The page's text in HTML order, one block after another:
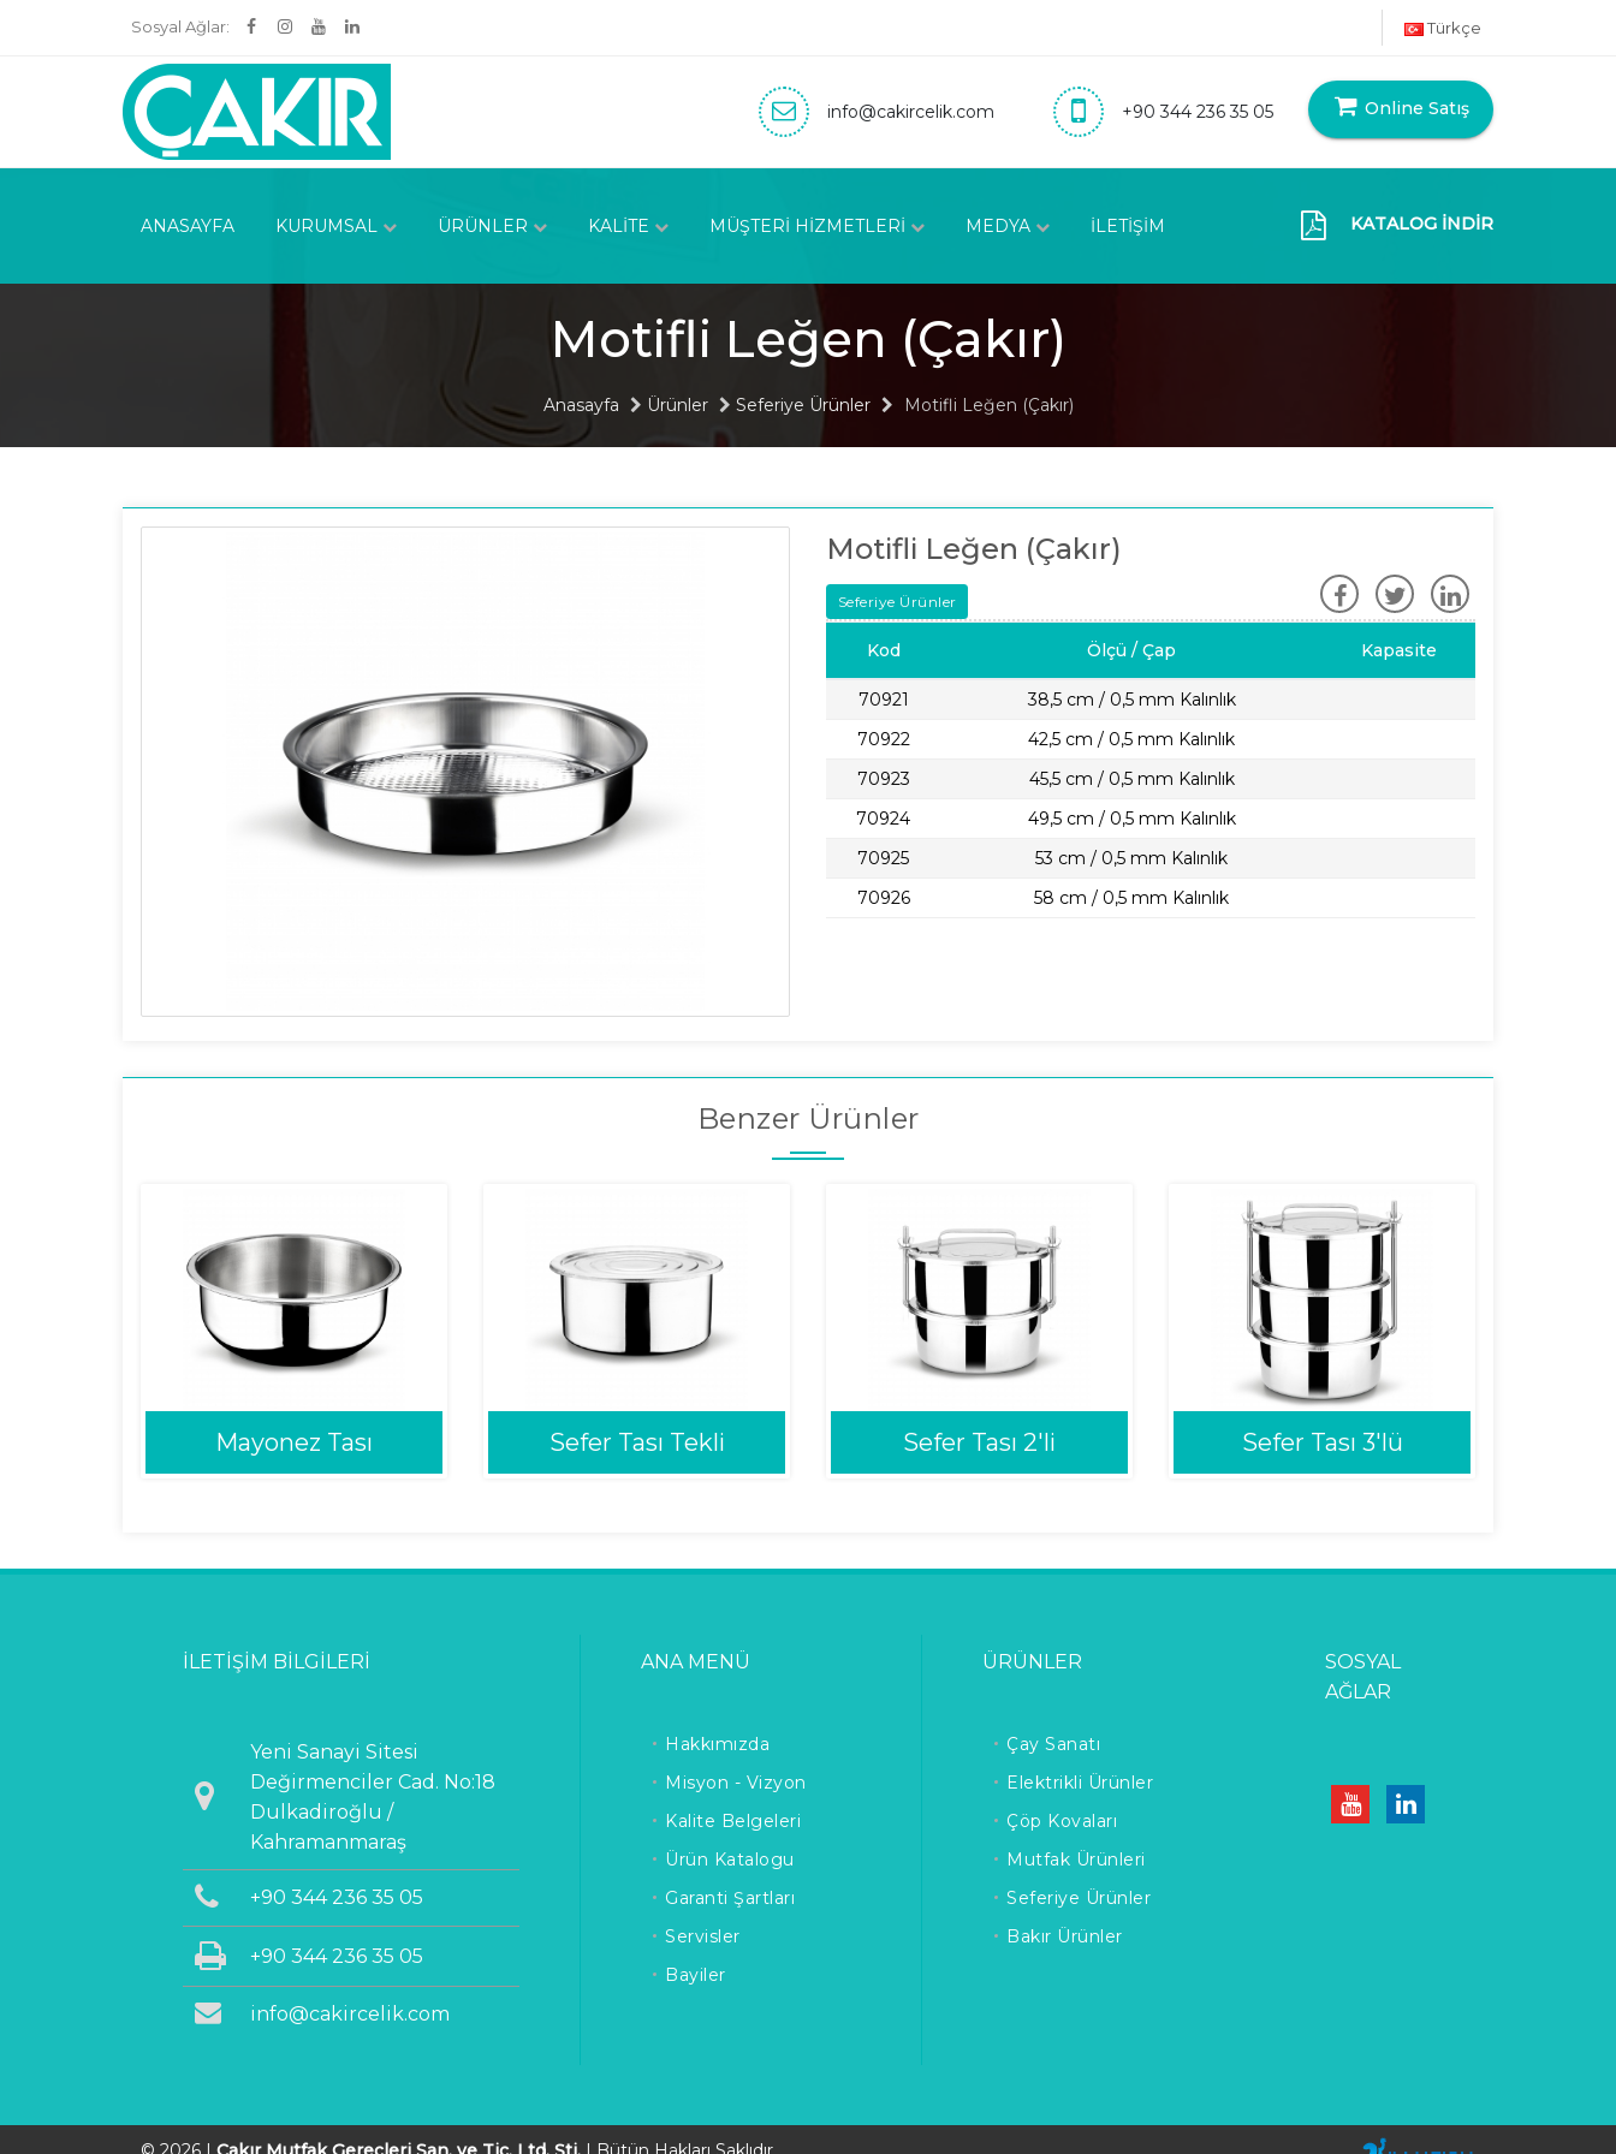
Sosyal Ağlar: Türkçe
info@cakircelik.com +90 344 236 35 05 Online Satış
ANASAYFA KURUMSAL ÜRÜNLER KALİTE MÜŞTERİ HİZMETLERİ MEDYA İLETİŞİM KATALOG İNDİR
Motifli Leğen (Çakır)
Anasayfa Ürünler Seferiye Ürünler Motifli Leğen (Çakır)
Motifli Leğen (Çakır)
Seferiye Ürünler
Kod Ölçü / Çap Kapasite
70921
38,5 cm / 0,5 mm Kalınlık
70922
42,5 cm / 0,5 mm Kalınlık
70923
45,5 cm / 0,5 mm Kalınlık
70924
49,5 cm / 0,5 mm Kalınlık
70925
53 cm / 0,5 mm Kalınlık
70926
58 cm / 0,5 mm Kalınlık
Benzer Ürünler
Mayonez Tası Sefer Tası Tekli Sefer Tası 2'li Sefer Tası 3'lü
İLETIŞIM BILGILERI
Yeni Sanayi Sitesi
Değirmenciler Cad. No:18
Dulkadiroğlu /
Kahramanmaraş
+90 344 236 35 05
+90 344 236 35 05
info@cakircelik.com
ANA MENÜ
Hakkımızda
Misyon - Vizyon
Kalite Belgeleri
Ürün Katalogu
Garanti Şartları
Servisler
Bayiler
ÜRÜNLER
Çay Sanatı
Elektrikli Ürünler
Çöp Kovaları
Mutfak Ürünleri
Seferiye Ürünler
Bakır Ürünler
SOSYAL
AĞLAR